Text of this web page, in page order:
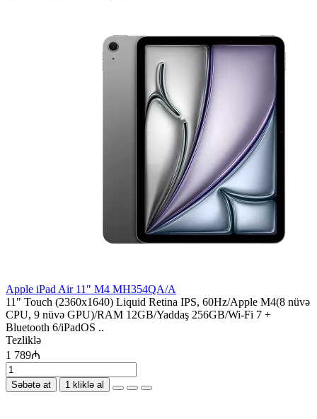
Apple iPad Air 11" M4 MH354QA/A
11" Touch (2360x1640) Liquid Retina IPS, 60Hz/Apple M4(8 nüvə
CPU, 9 nüvə GPU)/RAM 12GB/Yaddaş 256GB/Wi-Fi 7 +
Bluetooth 6/iPadOS ..
Tezliklə
1 789₼
Səbətə at 1 kliklə al